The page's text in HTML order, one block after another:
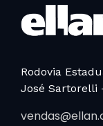
Rodovia
José Sartorelli